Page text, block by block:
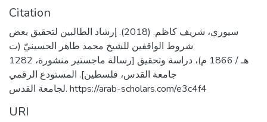
Citation
سيوري، شريف كاظم. (2018). إرشاد الطالبين لتحقيق بعض
شروط الواقفين للشيخ محمد طاهر الحسينيّ (ت
1282 هـ / 1866 م)، دراسة وتحقيق [رسالة ماجستير منشورة،
جامعة القدس، فلسطين]. المستودع الرقمي
لجامعة القدس. https://arab-scholars.com/e3c4f4
URI